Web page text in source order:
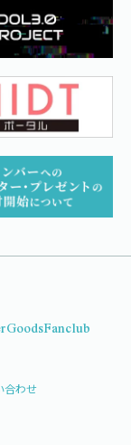
GoodsFanclub
合わせ